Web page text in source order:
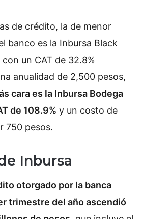
de crédito, la de menor
banco es la Inbursa Black
un CAT de 32.8%
anualidad de 2,500 pesos,
cara es la Inbursa Bodega
de 108.9% y un costo de
750 pesos.
Inbursa
otorgado por la banca
trimestre del año ascendió